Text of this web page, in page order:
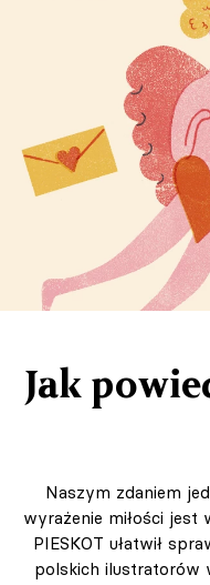
Jak
Naszym zdaniem
wyrażenie miłości jest
PIESKOT ułatwił
polskich ilustratorów